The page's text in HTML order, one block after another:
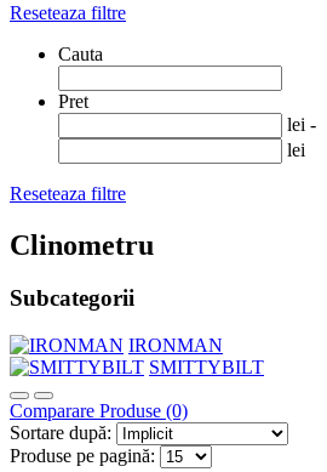
Reseteaza filtre
Cauta
Pret
lei -
lei
Reseteaza filtre
Clinometru
Subcategorii
IRONMAN
SMITTYBILT
Comparare Produse (0)
Sortare după:
Produse pe pagină: